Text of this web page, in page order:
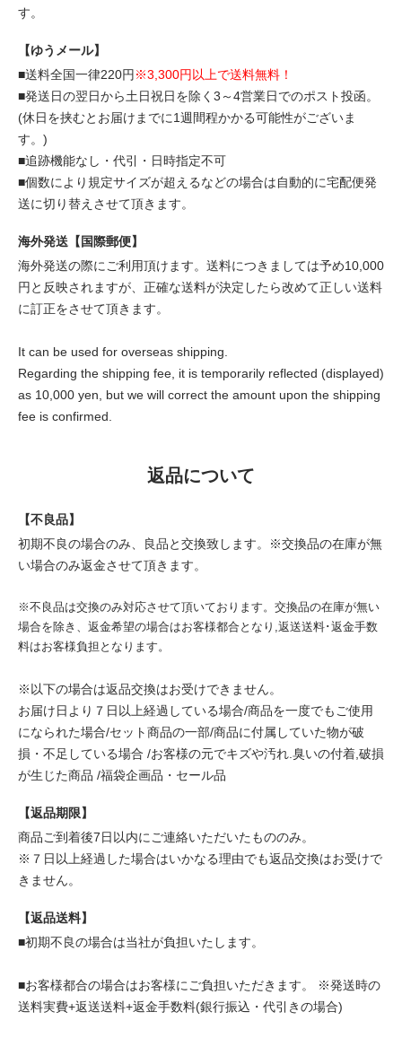
す。
【ゆうメール】
■送料全国一律220円 ※3,300円以上で送料無料！
■発送日の翌日から土日祝日を除く3～4営業日でのポスト投函。
(休日を挟むとお届けまでに1週間程かかる可能性がございま
す。)
■追跡機能なし・代引・日時指定不可
■個数により規定サイズが超えるなどの場合は自動的に宅配便発
送に切り替えさせて頂きます。
海外発送【国際郵便】
海外発送の際にご利用頂けます。送料につきましては予め10,000
円と反映されますが、正確な送料が決定したら改めて正しい送料
に訂正をさせて頂きます。
It can be used for overseas shipping.
Regarding the shipping fee, it is temporarily reflected (displayed)
as 10,000 yen, but we will correct the amount upon the shipping
fee is confirmed.
返品について
【不良品】
初期不良の場合のみ、良品と交換致します。※交換品の在庫が無
い場合のみ返金させて頂きます。
※不良品は交換のみ対応させて頂いております。交換品の在庫が無い
場合を除き、返金希望の場合はお客様都合となり,返送送料･返金手数
料はお客様負担となります。
※以下の場合は返品交換はお受けできません。
お届け日より７日以上経過している場合/商品を一度でもご使用
になられた場合/セット商品の一部/商品に付属していた物が破
損・不足している場合 /お客様の元でキズや汚れ.臭いの付着,破損
が生じた商品 /福袋企画品・セール品
【返品期限】
商品ご到着後7日以内にご連絡いただいたもののみ。
※７日以上経過した場合はいかなる理由でも返品交換はお受けで
きません。
【返品送料】
■初期不良の場合は当社が負担いたします。
■お客様都合の場合はお客様にご負担いただきます。 ※発送時の
送料実費+返送送料+返金手数料(銀行振込・代引きの場合)